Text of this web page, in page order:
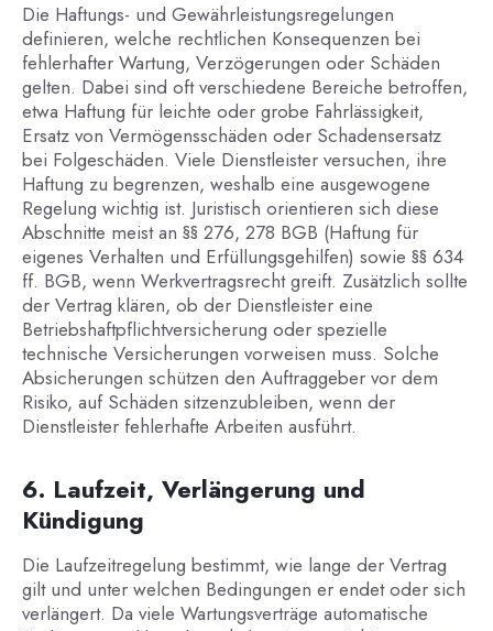
Die Haftungs- und Gewährleistungsregelungen
definieren, welche rechtlichen Konsequenzen bei
fehlerhafter Wartung, Verzögerungen oder Schäden
gelten. Dabei sind oft verschiedene Bereiche betroffen,
etwa Haftung für leichte oder grobe Fahrlässigkeit,
Ersatz von Vermögensschäden oder Schadensersatz
bei Folgeschäden. Viele Dienstleister versuchen, ihre
Haftung zu begrenzen, weshalb eine ausgewogene
Regelung wichtig ist. Juristisch orientieren sich diese
Abschnitte meist an §§ 276, 278 BGB (Haftung für
eigenes Verhalten und Erfüllungsgehilfen) sowie §§ 634
ff. BGB, wenn Werkvertragsrecht greift. Zusätzlich sollte
der Vertrag klären, ob der Dienstleister eine
Betriebshaftpflichtversicherung oder spezielle
technische Versicherungen vorweisen muss. Solche
Absicherungen schützen den Auftraggeber vor dem
Risiko, auf Schäden sitzenzubleiben, wenn der
Dienstleister fehlerhafte Arbeiten ausführt.
6. Laufzeit, Verlängerung und
Kündigung
Die Laufzeitregelung bestimmt, wie lange der Vertrag
gilt und unter welchen Bedingungen er endet oder sich
verlängert. Da viele Wartungsverträge automatische